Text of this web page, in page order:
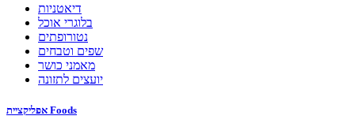
דיאטניות
בלוגרי אוכל
נטורופתים
שפים וטבחים
מאמני כושר
יועצים לתזונה
אפליקציית Foods